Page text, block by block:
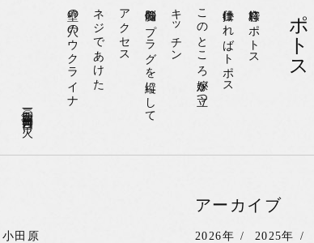
ポトス
窓枠にポトス
仕掛ければトポス
このところ嫁が立つ
キッチン
脳髄のプラグを縦にして
アクセス
ネジであけた
壁の穴のウクライナ
二〇一四年〇三月〇四日(火)
小田原
アーカイブ
2026年 2025年